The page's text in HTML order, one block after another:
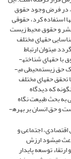
در فرض وجود حقوق
استفاده کرد،‌ حقوقی
و حقوق محیط زیست
حق­های مختلف
می­توان ارتباط
تنگاتنگ و تاثیرات مستقیم و یا غیرمستقیمی میان این حقوق با حق­های شناخته­
شده­ی بشری برقرار نمود. به عبارت دیگر، پرداختن به یک حق زیست­محیطی می­
تحقق حق­های مختلف
که دیدگاه
به بحث طبیعت نگاه
خاص داشته و مالکیت محیط زیست را از آن خدا دانسته است و حق انسان بر بهره­
‌اجتماعی و
می­شود ارزش
توسعه پایدار